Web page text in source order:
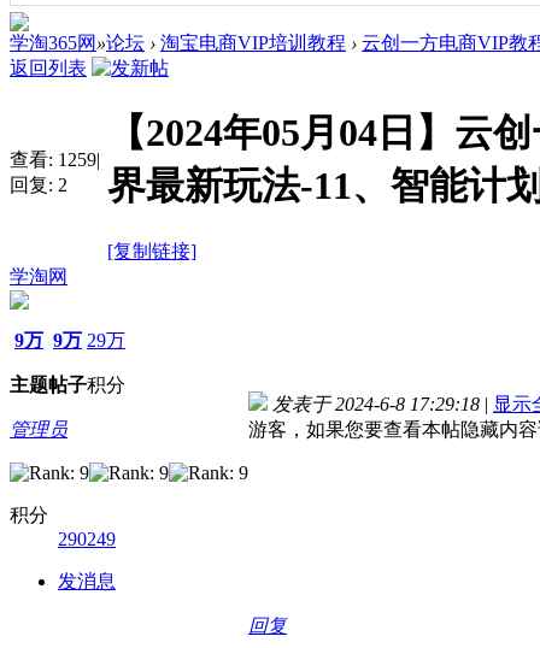
学淘365网 »论坛 › 淘宝电商VIP培训教程 › 云创一方电商VIP教
返回列表
查看: 1259|
回复: 2
【2024年05月04日】云
界最新玩法-11、智能计
[复制链接]
学淘网
9万
主题
9万
帖子
29万
积分
管理员
积分
290249
发消息
发表于 2024-6-8 17:29:18 | 显示
游客，如果您要查看本帖隐藏内
回复